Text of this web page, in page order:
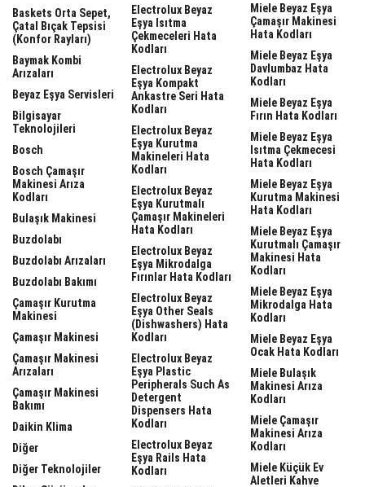
Baskets Orta Sepet,
Çatal Bıçak Tepsisi
(Konfor Rayları)
Baymak Kombi
Arızaları
Beyaz Eşya Servisleri
Bilgisayar
Teknolojileri
Bosch
Bosch Çamaşır
Makinesi Arıza
Kodları
Bulaşık Makinesi
Buzdolabı
Buzdolabı Arızaları
Buzdolabı Bakımı
Çamaşır Kurutma
Makinesi
Çamaşır Makinesi
Çamaşır Makinesi
Arızaları
Çamaşır Makinesi
Bakımı
Daikin Klima
Diğer
Diğer Teknolojiler
Electrolux Beyaz
Eşya Isıtma
Çekmeceleri Hata
Kodları
Electrolux Beyaz
Eşya Kompakt
Ankastre Seri Hata
Kodları
Electrolux Beyaz
Eşya Kurutma
Makineleri Hata
Kodları
Electrolux Beyaz
Eşya Kurutmalı
Çamaşır Makineleri
Hata Kodları
Electrolux Beyaz
Eşya Mikrodalga
Fırınlar Hata Kodları
Electrolux Beyaz
Eşya Other Seals
(dishwashers) Hata
Kodları
Electrolux Beyaz
Eşya Plastic
Peripherals Such As
Detergent
Dispensers Hata
Kodları
Electrolux Beyaz
Eşya Rails Hata
Kodları
Miele Beyaz Eşya
Çamaşır Makinesi
Hata Kodları
Miele Beyaz Eşya
Davlumbaz Hata
Kodları
Miele Beyaz Eşya
Fırın Hata Kodları
Miele Beyaz Eşya
Isıtma Çekmecesi
Hata Kodları
Miele Beyaz Eşya
Kurutma Makinesi
Hata Kodları
Miele Beyaz Eşya
Kurutmalı Çamaşır
Makinesi Hata
Kodları
Miele Beyaz Eşya
Mikrodalga Hata
Kodları
Miele Beyaz Eşya
Ocak Hata Kodları
Miele Bulaşık
Makinesi Arıza
Kodları
Miele Çamaşır
Makinesi Arıza
Kodları
Miele Küçük Ev
Aletleri Kahve